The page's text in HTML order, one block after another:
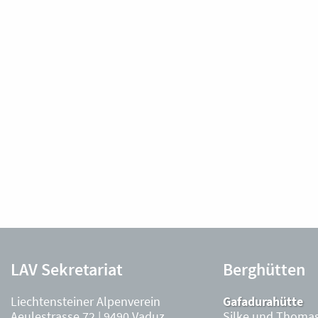
LAV Sekretariat
Liechtensteiner Alpenverein
Berghütten
Gafadurahütte